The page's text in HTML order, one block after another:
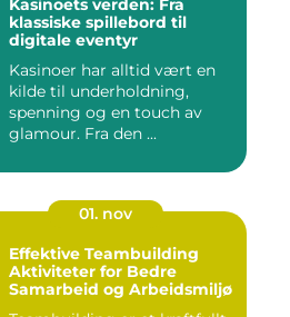
Kasinoets verden: Fra
klassiske spillebord til
digitale eventyr
Kasinoer har alltid vært en
kilde til underholdning,
spenning og en touch av
glamour. Fra den ...
01. nov
Effektive Teambuilding
Aktiviteter for Bedre
Samarbeid og Arbeidsmiljø